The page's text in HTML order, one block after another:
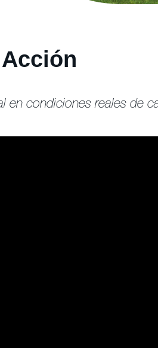
en condiciones reales de